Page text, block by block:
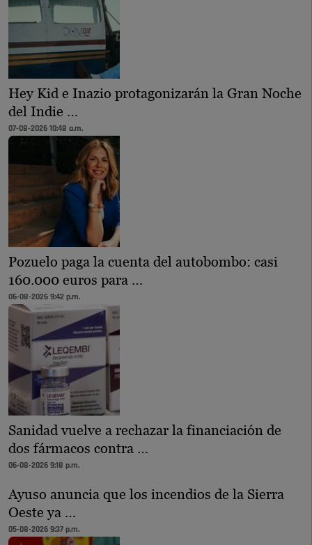
Hey Kid e Inazio protagonizarán la Gran Noche
del Indie …
07-08-2026 10:48 a.m.
Pozuelo paga la cuenta del autobombo: casi
160.000 euros para …
06-08-2026 9:42 p.m.
Sanidad vuelve a rechazar la financiación de
dos fármacos contra …
06-08-2026 9:18 p.m.
Ayuso anuncia que los incendios de la Sierra
Oeste ya …
05-08-2026 9:37 p.m.